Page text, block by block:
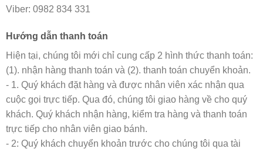
Viber: 0982 834 331
Hướng dẫn thanh toán
Hiện tại, chúng tôi mới chỉ cung cấp 2 hình thức thanh toán:
(1). nhận hàng thanh toán và (2). thanh toán chuyển khoản.
- 1. Quý khách đặt hàng và được nhân viên xác nhận qua
cuộc gọi trực tiếp. Qua đó, chúng tôi giao hàng về cho quý
khách. Quý khách nhận hàng, kiểm tra hàng và thanh toán
trực tiếp cho nhân viên giao bánh.
- 2: Quý khách chuyển khoản trước cho chúng tôi qua tài